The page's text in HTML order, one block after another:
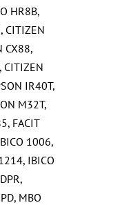
HR8B,
, CITIZEN
CX88,
, CITIZEN
IR40T,
M32T,
, FACIT
1006,
, IBICO
,
, MBO